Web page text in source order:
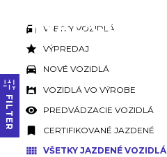
FILTER
VŠETKY VOZIDLÁ
VÝPREDAJ
NOVÉ VOZIDLÁ
VOZIDLÁ VO VÝROBE
PREDVÁDZACIE VOZIDLÁ
CERTIFIKOVANÉ JAZDENÉ
VŠETKY JAZDENÉ VOZIDLÁ